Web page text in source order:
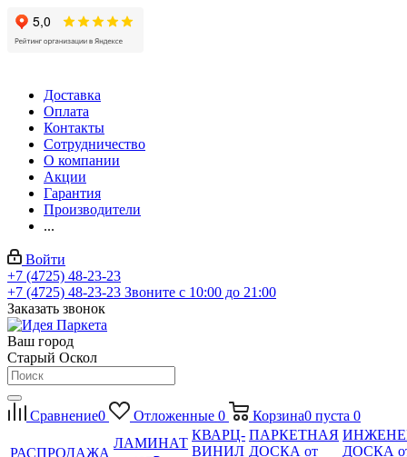
Доставка
Оплата
Контакты
Сотрудничество
О компании
Акции
Гарантия
Производители
...
Войти
+7 (4725) 48-23-23
+7 (4725) 48-23-23 Звоните с 10:00 до 21:00
Заказать звонок
Ваш город
Старый Оскол
Сравнение0 Отложенные 0 Корзина0 пуста 0
РАСПРОДАЖА
ЛАМИНАТ
КВАРЦ-
ВИНИЛ
ПАРКЕТНАЯ
ДОСКА от
ДОСКА